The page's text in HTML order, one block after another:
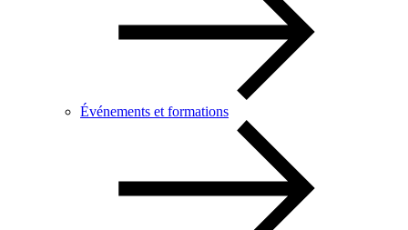
Événements et formations